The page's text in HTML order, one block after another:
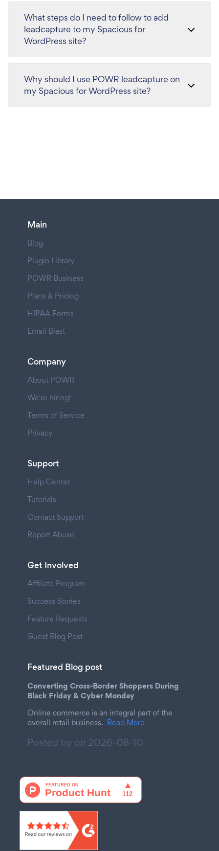
What steps do I need to follow to add
leadcapture to my Spacious for
WordPress site?
Why should I use POWR leadcapture on
my Spacious for WordPress site?
Main
Blog
Plugin Library
POWR Business
Plans & Pricing
HIPAA Forms
Email Blast
Company
About POWR
We're hiring!
Terms of Service
Privacy
Support
Help Center
Tutorials
Contact Support
Report Abuse
Get Involved
Affiliate Program
Success Stories
Feature Requests
Guest Blog Post
Featured Blog post
Converting Cross-Border Shoppers During
Black Friday & Cyber Monday
Online commerce is an integral part of the
overall retail business. Read More
Posted by on 2026-08-10